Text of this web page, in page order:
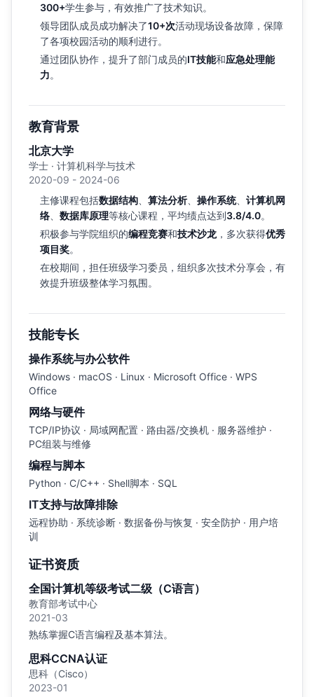
300+学生参与，有效推广了技术知识。
领导团队成员成功解决了10+次活动现场设备故障，保障
了各项校园活动的顺利进行。
通过团队协作，提升了部门成员的IT技能和应急处理能
力。
教育背景
北京大学
学士 · 计算机科学与技术
2020-09 - 2024-06
主修课程包括数据结构 算法分析、 操作系统、 计算机网
络
数据库原理等核心课程，平均绩点达到3.8/4.0。
积极参与学院组织的编程竞赛和技术沙龙 ，多次获得优秀
项目奖。
在校期间，担任班级学习委员，组织多次技术分享会，有
效提升班级整体学习氛围。
技能专长
操作系统与办公软件
Windows · macOS · Linux · Microsoft Office · WPS
Office
网络与硬件
TCP/IP协议 · 局域网配置 · 路由器/交换机 · 服务器维护 ·
PC组装与维修
编程与脚本
Python · C/C++ · Shell脚本 · SQL
IT支持与故障排除
远程协助 · 系统诊断 · 数据备份与恢复 · 安全防护 · 用户培
训
证书资质
全国计算机等级考试二级（C语言）
教育部考试中心
2021-03
熟练掌握C语言编程及基本算法。
思科CCNA认证
思科（Cisco）
2023-01